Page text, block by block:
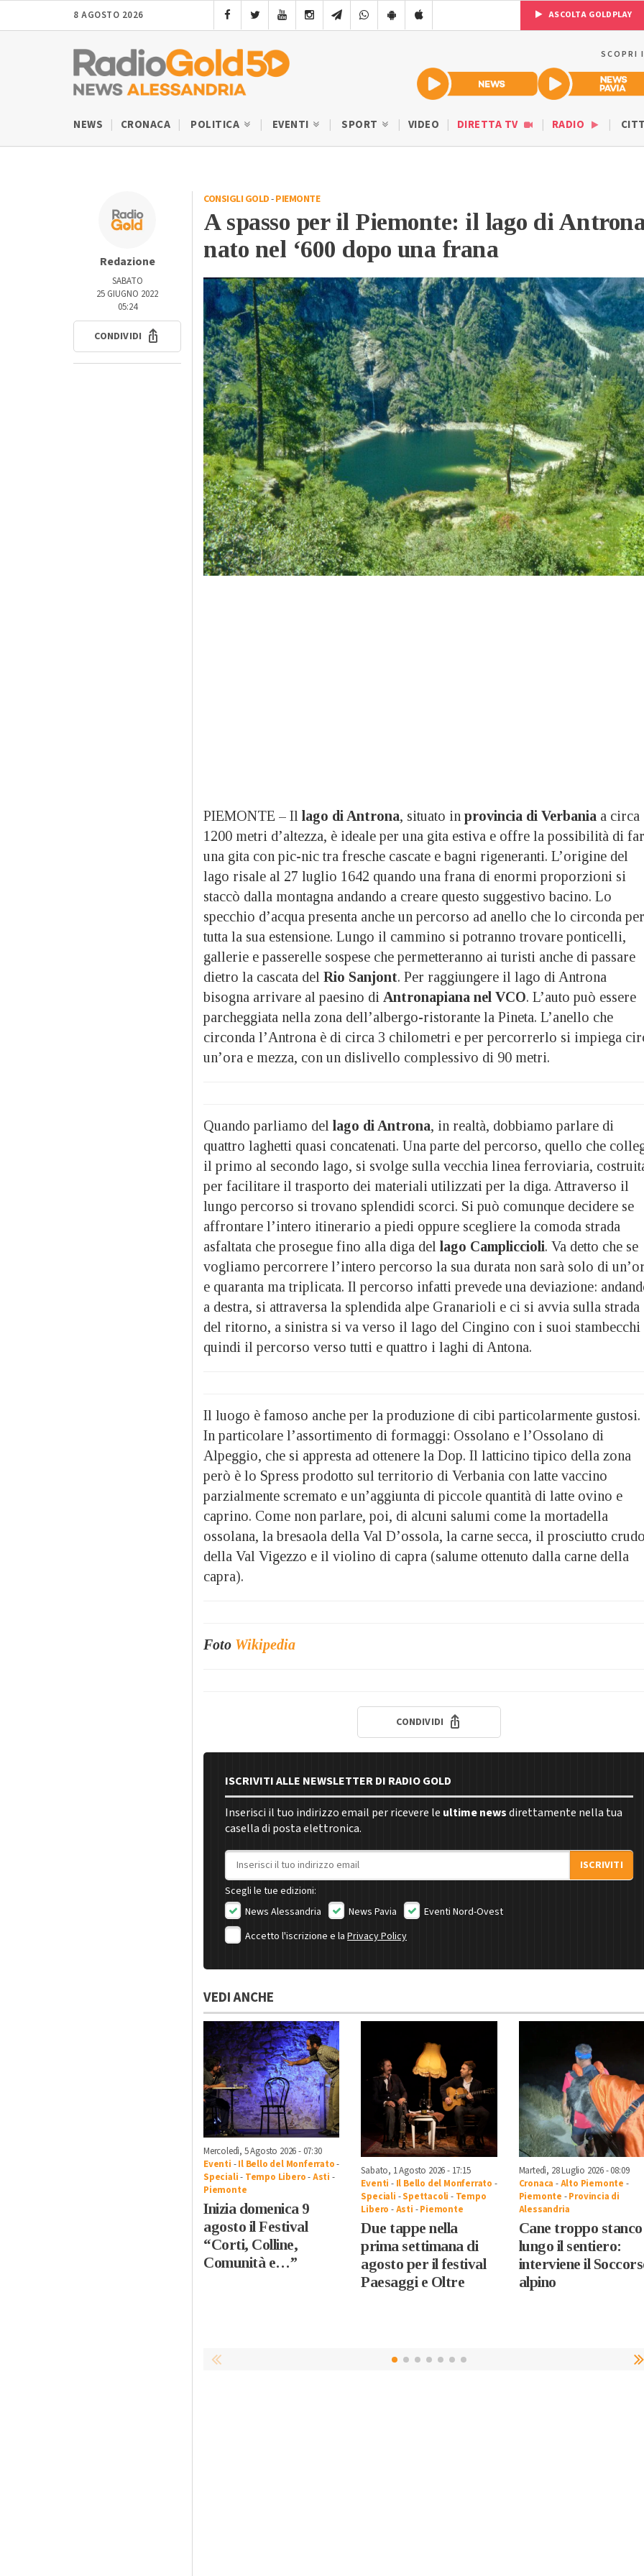
8 AGOSTO 2026 ASCOLTA GOLDPLAY
SCOPRI
NEWS CRONACA POLITICA EVENTI SPORT VIDEO DIRETTA TV RADIO
Redazione
SABATO
25 GIUGNO 2022
05:24
CONDIVIDI
CONSIGLI GOLD-PIEMONTE
A spasso per il Piemonte: il lago di
nato nel ‘600 dopo una frana
PIEMONTE – Il lago di Antrona, situato in provincia di Verbania a circa
1200 metri d’altezza, è ideale per una gita estiva e offre la possibilità di
una gita con pic-nic tra fresche cascate e bagni rigeneranti. L’origine del
lago risale al 27 luglio 1642 quando una frana di enormi proporzioni si
staccò dalla montagna andando a creare questo suggestivo bacino. Lo
specchio d’acqua presenta anche un percorso ad anello che lo circonda per
tutta la sua estensione. Lungo il cammino si potranno trovare ponticelli,
gallerie e passerelle sospese che permetteranno ai turisti anche di passare
dietro la cascata del Rio Sanjont. Per raggiungere il lago di Antrona
bisogna arrivare al paesino di Antronapiana nel VCO. L’auto può essere
parcheggiata nella zona dell’albergo-ristorante la Pineta. L’anello che
circonda l’Antrona è di circa 3 chilometri e per percorrerlo si impiega
un’ora e mezza, con un dislivello complessivo di 90 metri.
Quando parliamo del lago di Antrona, in realtà, dobbiamo parlare di
quattro laghetti quasi concatenati. Una parte del percorso, quello che
il primo al secondo lago, si svolge sulla vecchia linea ferroviaria,
per facilitare il trasporto dei materiali utilizzati per la diga. Attraverso il
lungo percorso si trovano splendidi scorci. Si può comunque decidere se
affrontare l’intero itinerario a piedi oppure scegliere la comoda strada
asfaltata che prosegue fino alla diga del lago Campliccioli. Va detto che se
vogliamo percorrere l’intero percorso la sua durata non sarà solo di
e quaranta ma triplicata. Il percorso infatti prevede una deviazione:
a destra, si attraversa la splendida alpe Granarioli e ci si avvia sulla strada
del ritorno, a sinistra si va verso il lago del Cingino con i suoi stambecchi
quindi il percorso verso tutti e quattro i laghi di Antona.
Il luogo è famoso anche per la produzione di cibi particolarmente gustosi.
In particolare l’assortimento di formaggi: Ossolano e l’Ossolano di
Alpeggio, che si appresta ad ottenere la Dop. Il latticino tipico della zona
però è lo Spress prodotto sul territorio di Verbania con latte vaccino
parzialmente scremato e un’aggiunta di piccole quantità di latte ovino e
caprino. Come non parlare, poi, di alcuni salumi come la mortadella
ossolana, la bresaola della Val D’ossola, la carne secca, il prosciutto
della Val Vigezzo e il violino di capra (salume ottenuto dalla carne della
capra).
Foto Wikipedia
CONDIVIDI
ISCRIVITI ALLE NEWSLETTER DI RADIO GOLD
Inserisci il tuo indirizzo email per ricevere le ultime newsdirettamente nella tua
casella di posta elettronica.
Indirizzo email
ISCRIVITI
Scegli le tue edizioni:
News Alessandria
News Pavia
Eventi Nord-Ovest
Accetto l'iscrizione e la Privacy Policy
VEDI ANCHE
Mercoledì, 5 Agosto 2026 - 07:30
Eventi -Il Bello del Monferrato-
Speciali- Tempo Libero-Asti -
Piemonte
Inizia domenica 9
agosto il Festival
“Corti, Colline,
Comunità e…”
Sabato, 1 Agosto 2026 - 17:15
Eventi - Il Bello del Monferrato -
Speciali -Spettacoli - Tempo
Libero -Asti -Piemonte
Due tappe nella
prima settimana di
agosto per il festival
Paesaggi e Oltre
Martedì, 28 Luglio 2026 - 08:09
Cronaca -Alto Piemonte -
Piemonte -Provincia di
Alessandria
Cane troppo stanco
lungo il sentiero:
interviene il
alpino